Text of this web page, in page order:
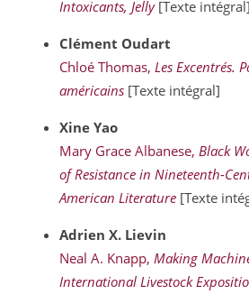
Intoxicants, Jelly [Texte intégral]
Clément Oudart
Chloé Thomas,Les Excentrés.
américains [Texte intégral]
XineYao
Mary Grace Albanese,Black
of Resistance in Nineteenth-
American Literature [Texte
Adrien X. Lievin
Neal A. Knapp,Making
International Livestock